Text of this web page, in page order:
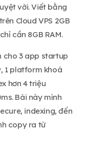
vời. Viết bằng
Cloud VPS 2GB
cần 8GB RAM.
cho 3 app startup
1 platform khoá
hơn 4 triệu
Bài này mình
indexing, đến
copy ra từ